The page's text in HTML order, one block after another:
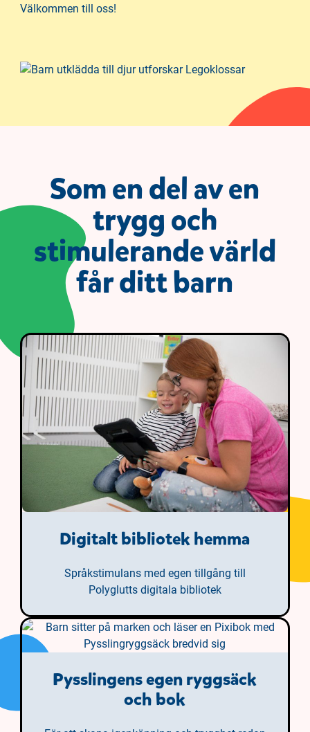
Välkommen till oss!
Som en del av en
trygg och
stimulerande värld
får ditt barn
Digitalt bibliotek hemma
Språkstimulans med egen tillgång till
Polyglutts digitala bibliotek
Pysslingens egen ryggsäck
och bok